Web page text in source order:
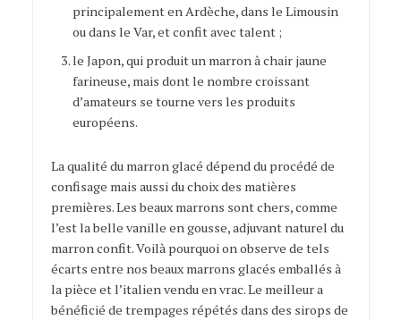
principalement en Ardèche, dans le Limousin
ou dans le Var, et confit avec talent ;
le Japon, qui produit un marron à chair jaune
farineuse, mais dont le nombre croissant
d’amateurs se tourne vers les produits
européens.
La qualité du marron glacé dépend du procédé de
confisage mais aussi du choix des matières
premières. Les beaux marrons sont chers, comme
l’est la belle vanille en gousse, adjuvant naturel du
marron confit. Voilà pourquoi on observe de tels
écarts entre nos beaux marrons glacés emballés à
la pièce et l’italien vendu en vrac. Le meilleur a
bénéficié de trempages répétés dans des sirops de